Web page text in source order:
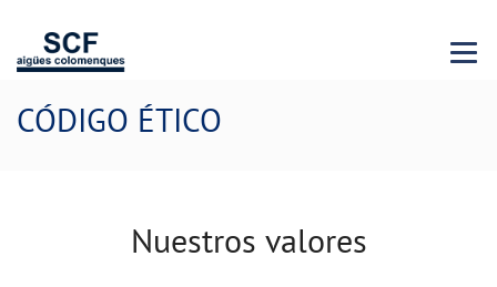
Menu
CÓDIGO ÉTICO
Nuestros valores